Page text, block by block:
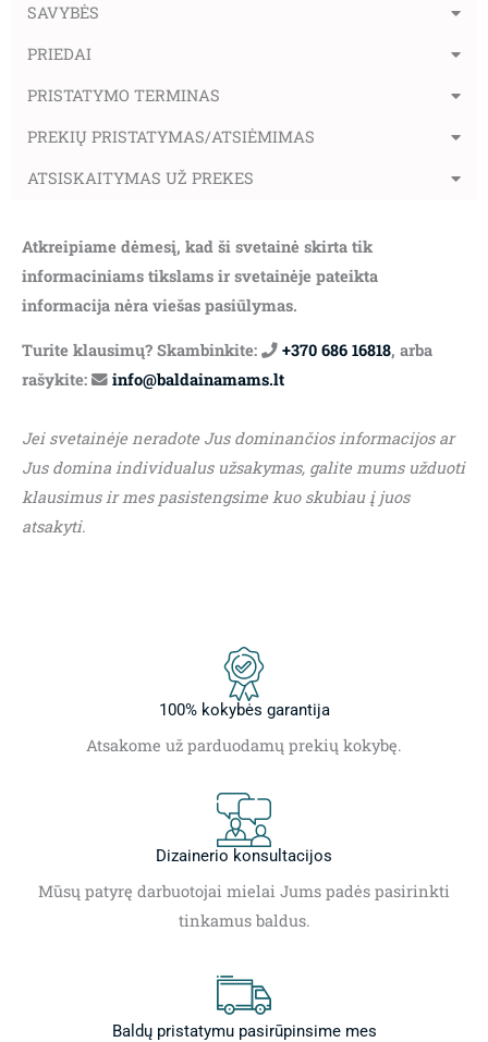
SAVYBĖS
PRIEDAI
PRISTATYMO TERMINAS
PREKIŲ PRISTATYMAS/ATSIĖMIMAS
ATSISKAITYMAS UŽ PREKES
Atkreipiame dėmesį, kad ši svetainė skirta tik
informaciniams tikslams ir svetainėje pateikta
informacija nėra viešas pasiūlymas.
Turite klausimų? Skambinkite: +370 686 16818, arba
rašykite:
info@baldainamams.lt
Jei svetainėje neradote Jus dominančios informacijos ar
Jus domina individualus užsakymas, galite mums užduoti
klausimus ir mes pasistengsime kuo skubiau į juos
atsakyti.
100% kokybės garantija
Atsakome už parduodamų prekių kokybę.
Dizainerio konsultacijos
Mūsų patyrę darbuotojai mielai Jums padės pasirinkti
tinkamus baldus.
Baldų pristatymu pasirūpinsime mes